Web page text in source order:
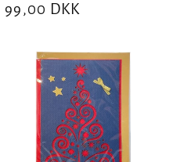
Normalpris
99,00 DKK